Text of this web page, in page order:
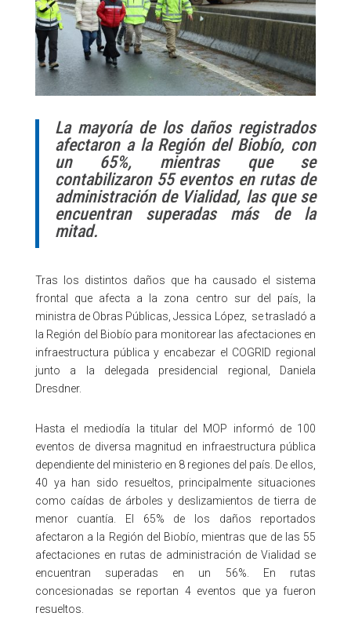
La mayoría de los daños registrados
afectaron a la Región del Biobío, con
un 65%, mientras que se
contabilizaron 55 eventos en rutas de
administración de Vialidad, las que se
encuentran superadas más de la
mitad.
Tras los distintos daños que ha causado el sistema
frontal que afecta a la zona centro sur del país,
la
ministra de Obras Públicas, Jessica López, se trasladó a
la Región del Biobío para monitorear las afectaciones en
infraestructura pública y encabezar el COGRID regional
junto a la delegada presidencial regional, Daniela
Dresdner.
Hasta el mediodía la titular del MOP informó de 100
eventos de diversa magnitud en infraestructura pública
dependiente del ministerio en 8 regiones del país. De ellos,
40 ya han sido resueltos, principalmente situaciones
como caídas de árboles y deslizamientos de tierra de
menor cuantía. El 65% de los daños reportados
afectaron a la Región del Biobío, mientras que de las 55
afectaciones en rutas de administración de Vialidad se
encuentran superadas en un 56%. En rutas
concesionadas se reportan 4 eventos que ya fueron
resueltos.